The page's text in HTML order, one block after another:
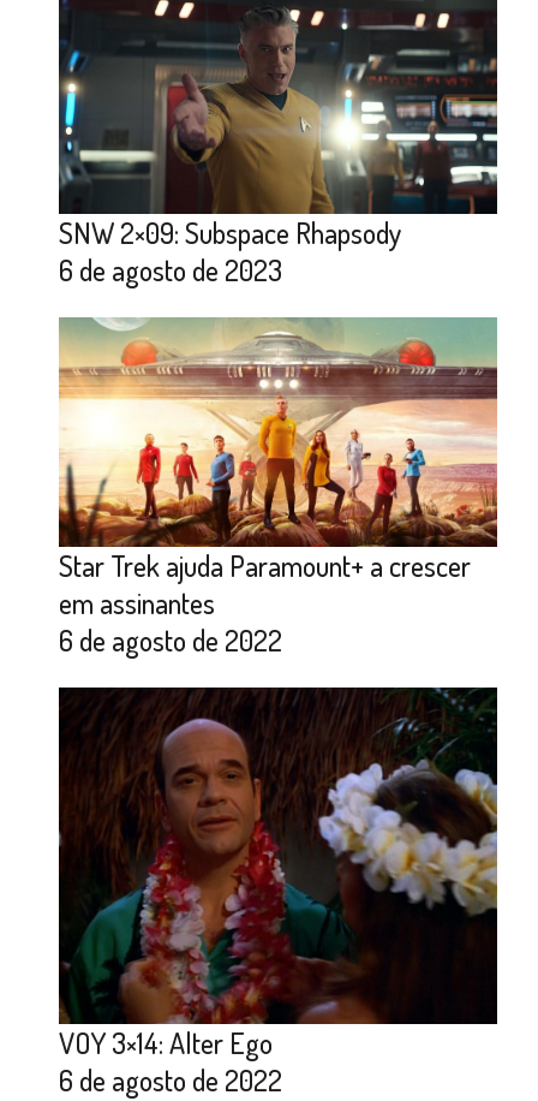
SNW 2×09: Subspace Rhapsody
6 de agosto de 2023
Star Trek ajuda Paramount+ a crescer
em assinantes
6 de agosto de 2022
VOY 3×14: Alter Ego
6 de agosto de 2022